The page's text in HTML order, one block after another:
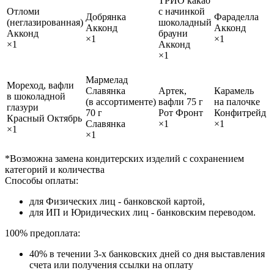
Отломи
(неглазированная)
Акконд
×1
Добрянка
Акконд
×1
с начинкой
шоколадный
брауни
Акконд
×1
Фараделла
Акконд
×1
Мореход, вафли
в шоколадной
глазури
Красный Октябрь
×1
Мармелад
Славянка
(в ассортименте)
70 г
Славянка
×1
Артек,
вафли 75 г
Рот Фронт
×1
Карамель
на палочке
Конфитрейд
×1
*Возможна замена кондитерских изделий с сохранением
категорий и количества
Способы оплаты:
для Физических лиц - банковской картой,
для ИП и Юридических лиц - банковским переводом.
100% предоплата:
40% в течении 3-х банковских дней со дня выставления
счета или получения ссылки на оплату